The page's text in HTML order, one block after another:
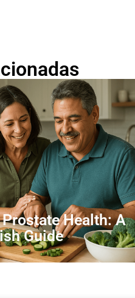
Health: A
Guide